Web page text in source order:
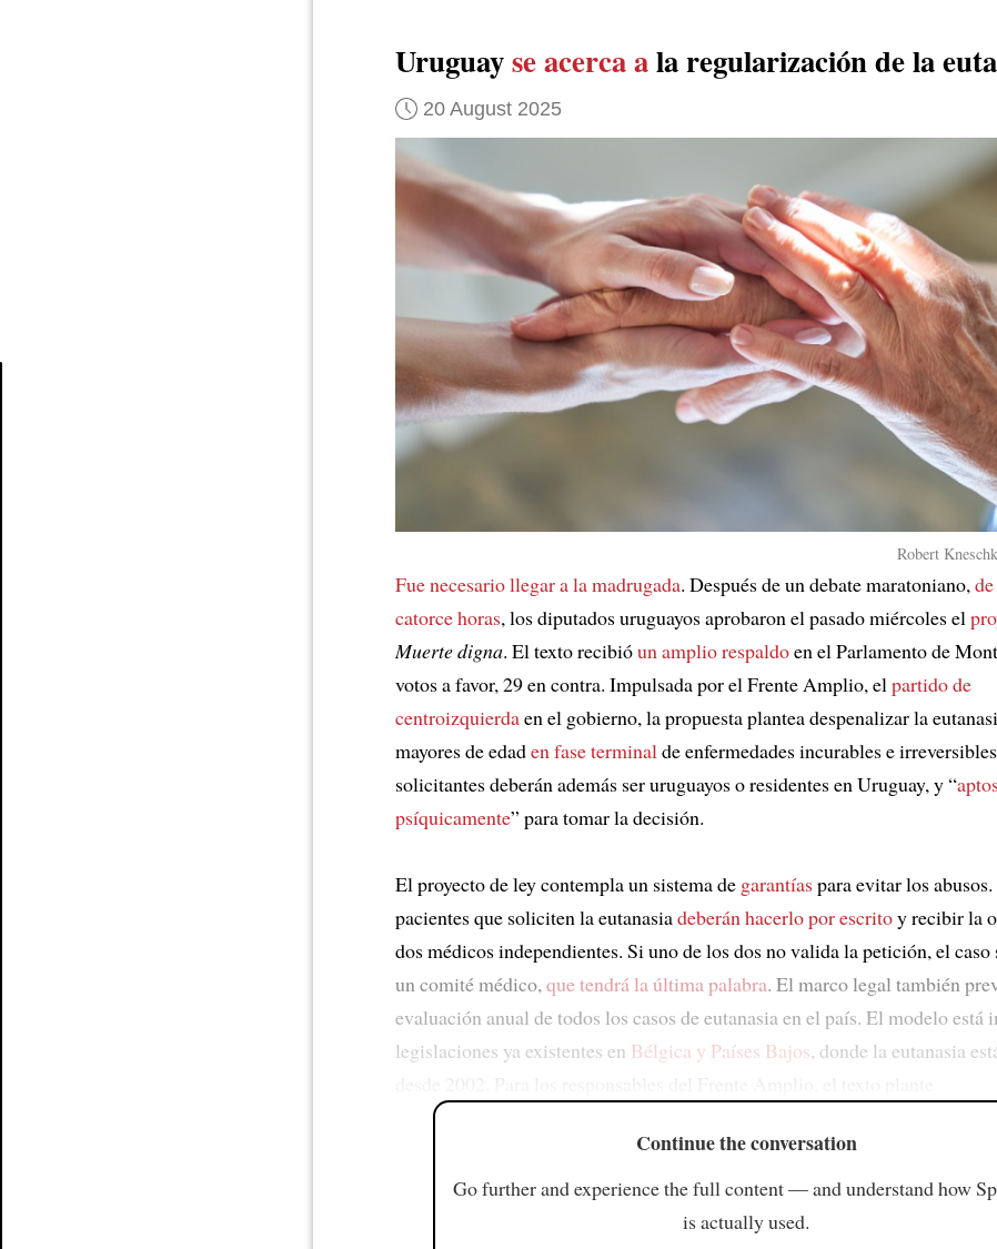
Uruguayse acerca ala regularización de la
20 August 2025
Robert
Fue necesario llegar a la madrugada. Después de un debate maratoniano,
catorce horas, los diputados uruguayos aprobaron el pasado miércoles el
Muerte digna. El texto recibióun amplio respaldoen el Parlamento de
votos a favor, 29 en contra. Impulsada por el Frente Amplio, el partido de
centroizquierdaen el gobierno, la propuesta plantea despenalizar la
mayores de edaden fase terminal de enfermedades incurables e
solicitantes deberán además ser uruguayos o residentes en Uruguay, y “
psíquicamente” para tomar la decisión.
El proyecto de ley contempla un sistema de garantíaspara evitar los
pacientes que soliciten la eutanasiadeberán hacerlo por escritoy recibir la
dos médicos independientes. Si uno de los dos no valida la petición, el caso
un comité médico, que tendrá la última palabra. El marco legal también
evaluación anual de todos los casos de eutanasia en el país. El modelo está
legislaciones ya existentes en Bélgica y Países Bajos, donde la eutanasia
Continue the conversation
Go further and experience the full content — and understand how
is actually used.